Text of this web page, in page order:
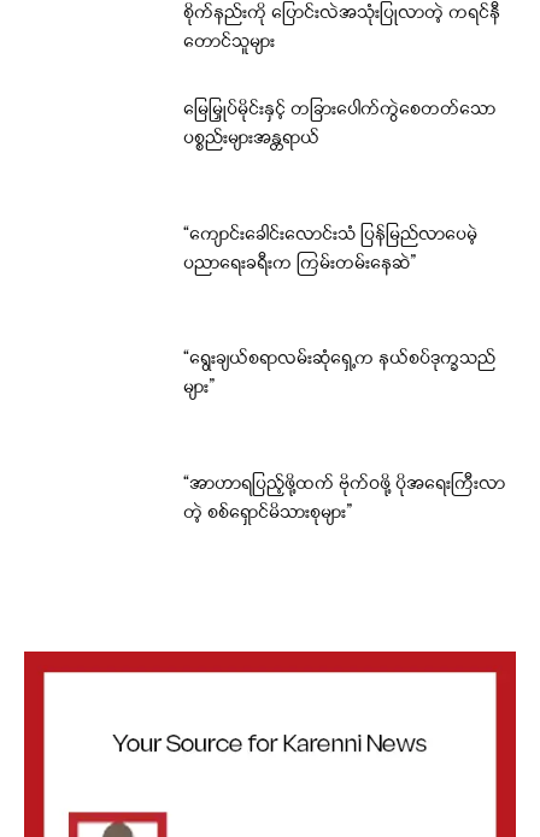
စိုက်နည်းကို ပြောင်းလဲအသုံးပြုလာတဲ့ ကရင်နီ
တောင်သူများ
မြေမြှုပ်မိုင်းနှင့် တခြားပေါက်ကွဲစေတတ်သော
ပစ္စည်းများအန္တရာယ်
“ကျောင်းခေါင်းလောင်းသံ ပြန်မြည်လာပေမဲ့
ပညာရေးခရီးက ကြမ်းတမ်းနေဆဲ”
“ရွေးချယ်စရာလမ်းဆုံရှေ့က နယ်စပ်ဒုက္ခသည်
များ”
“အာဟာရပြည့်ဖို့ထက် ဗိုက်ဝဖို့ ပိုအရေးကြီးလာ
တဲ့ စစ်ရှောင်မိသားစုများ”